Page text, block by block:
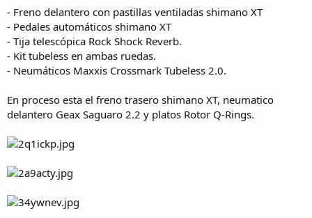
- Freno delantero con pastillas ventiladas shimano XT
- Pedales automáticos shimano XT
- Tija telescópica Rock Shock Reverb.
- Kit tubeless en ambas ruedas.
- Neumáticos Maxxis Crossmark Tubeless 2.0.
En proceso esta el freno trasero shimano XT, neumatico
delantero Geax Saguaro 2.2 y platos Rotor Q-Rings.